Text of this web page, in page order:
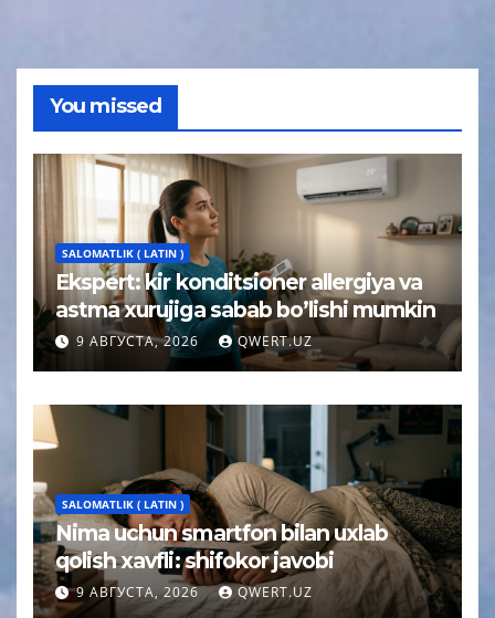
You missed
SALOMATLIK ( LATIN )
Ekspert: kir konditsioner allergiya va
astma xurujiga sabab bo’lishi mumkin
9 АВГУСТА, 2026 QWERT.UZ
SALOMATLIK ( LATIN )
Nima uchun smartfon bilan uxlab
qolish xavfli: shifokor javobi
9 АВГУСТА, 2026 QWERT.UZ